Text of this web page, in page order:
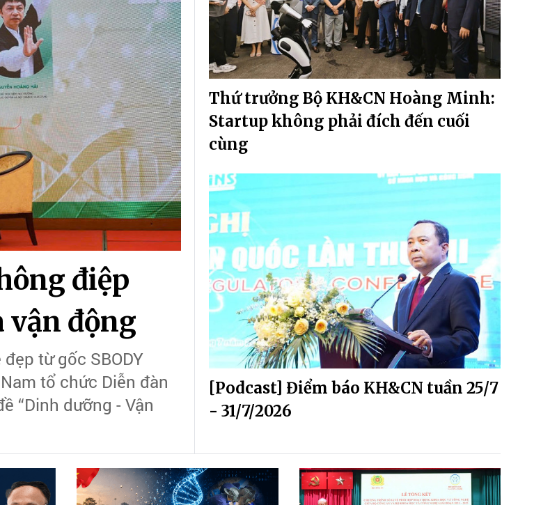
điệp
vận động
từ gốc SBODY
tổ chức Diễn đàn
“Dinh dưỡng - Vận
Thứ trưởng Bộ KH&CN Hoàng Minh:
Startup không phải đích đến cuối
cùng
[Podcast] Điểm báo KH&CN tuần 25/7
- 31/7/2026